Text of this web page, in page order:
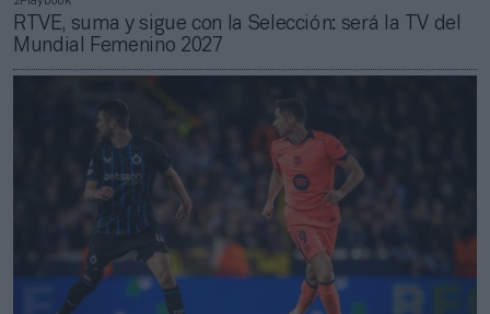
RTVE, suma y sigue con la Selección: será la TV del
Mundial Femenino 2027